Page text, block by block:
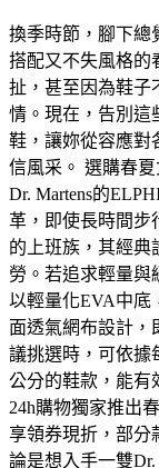
換季時節，腳下總
搭配又不失風格的
扯，甚至因為鞋子
情。現在，告別這
鞋，讓妳從容應對
信風采。 選購春
Dr. Martens的
革，即使長時間步
的上班族，其經典
勞。若追求輕量與
以輕量化EVA中底
面透氣網布設計，
議挑選時，可依據
公分的鞋款，能有
24h購物獨家推出
享領券現折，部分
論是想入手一雙